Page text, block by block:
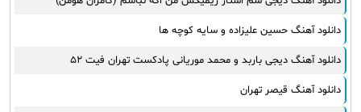
روزبه نعمت الهی
عماد طالب زاده
یوسف زمانی
مجید خراطها
دانلود آهنگ حسین علیزاده و سایه کوچه ها
دانلود آهنگ دیجی باربد و محمد موریانی پادکست تهران فیت ۵۲
دانلود آهنگ قیصر تهران